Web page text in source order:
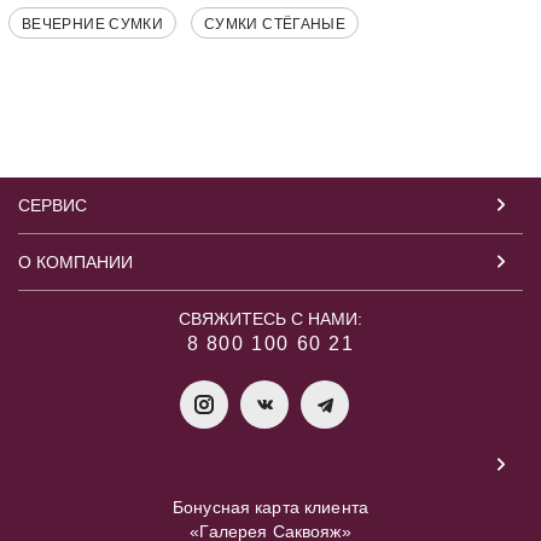
ВЕЧЕРНИЕ СУМКИ СУМКИ СТЁГАНЫЕ
СЕРВИС
О КОМПАНИИ
СВЯЖИТЕСЬ С НАМИ:
8 800 100 60 21
Бонусная карта клиента
«Галерея Саквояж»